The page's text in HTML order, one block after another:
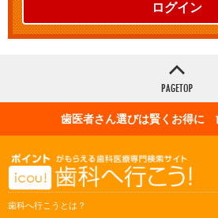
ログイン
歯医者さん選びは賢くお得に
歯科へ行こうとは？